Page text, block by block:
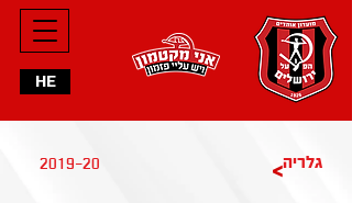
HE
2019-20 >גלריה